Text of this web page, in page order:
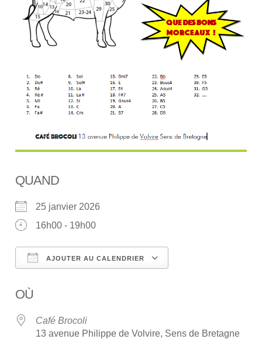
QUAND
25 janvier 2026
16h00 - 19h00
AJOUTER AU CALENDRIER
OÙ
Café Brocoli
13 avenue Philippe de Volvire, Sens de Bretagne